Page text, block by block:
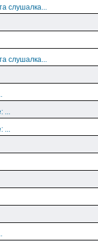
слушалка...
слушалка...
...
...